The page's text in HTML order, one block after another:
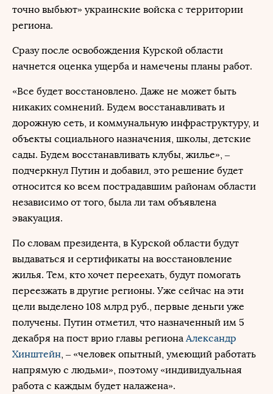
точно выбьют» украинские войска с территории
региона.
Сразу после освобождения Курской области
начнется оценка ущерба и намечены планы работ.
«Все будет восстановлено. Даже не может быть
никаких сомнений. Будем восстанавливать и
дорожную сеть, и коммунальную инфраструктуру, и
объекты социального назначения, школы, детские
сады. Будем восстанавливать клубы, жилье», –
подчеркнул Путин и добавил, это решение будет
относится ко всем пострадавшим районам области
независимо от того, была ли там объявлена
эвакуация.
По словам президента, в Курской области будут
выдаваться и сертификаты на восстановление
жилья. Тем, кто хочет переехать, будут помогать
переезжать в другие регионы. Уже сейчас на эти
цели выделено 108 млрд руб., первые деньги уже
получены. Путин отметил, что назначенный им 5
декабря на пост врио главы региона Александр
Хинштейн, – «человек опытный, умеющий работать
напрямую с людьми», поэтому «индивидуальная
работа с каждым будет налажена».